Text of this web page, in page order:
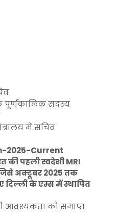
पूर्णकालिक सदस्य
में सचिव
2025-Current
की पहली स्वदेशी MRI
अक्टूबर 2025 तक
दिल्ली के एम्स में स्थापित
को समाप्त